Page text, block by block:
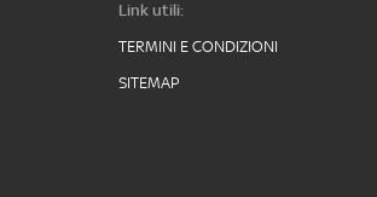
Link utili:
TERMINI E CONDIZIONI
SITEMAP